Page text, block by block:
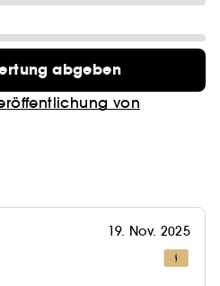
abgeben
von
19. Nov. 2025